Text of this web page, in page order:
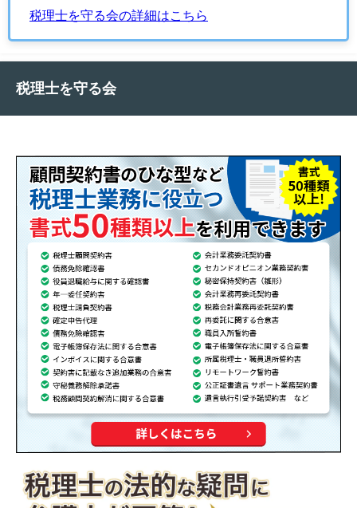
税理士を守る会の詳細はこちら
税理士を守る会